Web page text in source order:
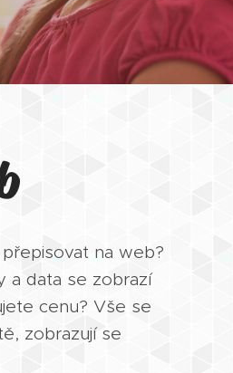
na web?
a data se zobrazí
cenu? Vše se
zobrazují se